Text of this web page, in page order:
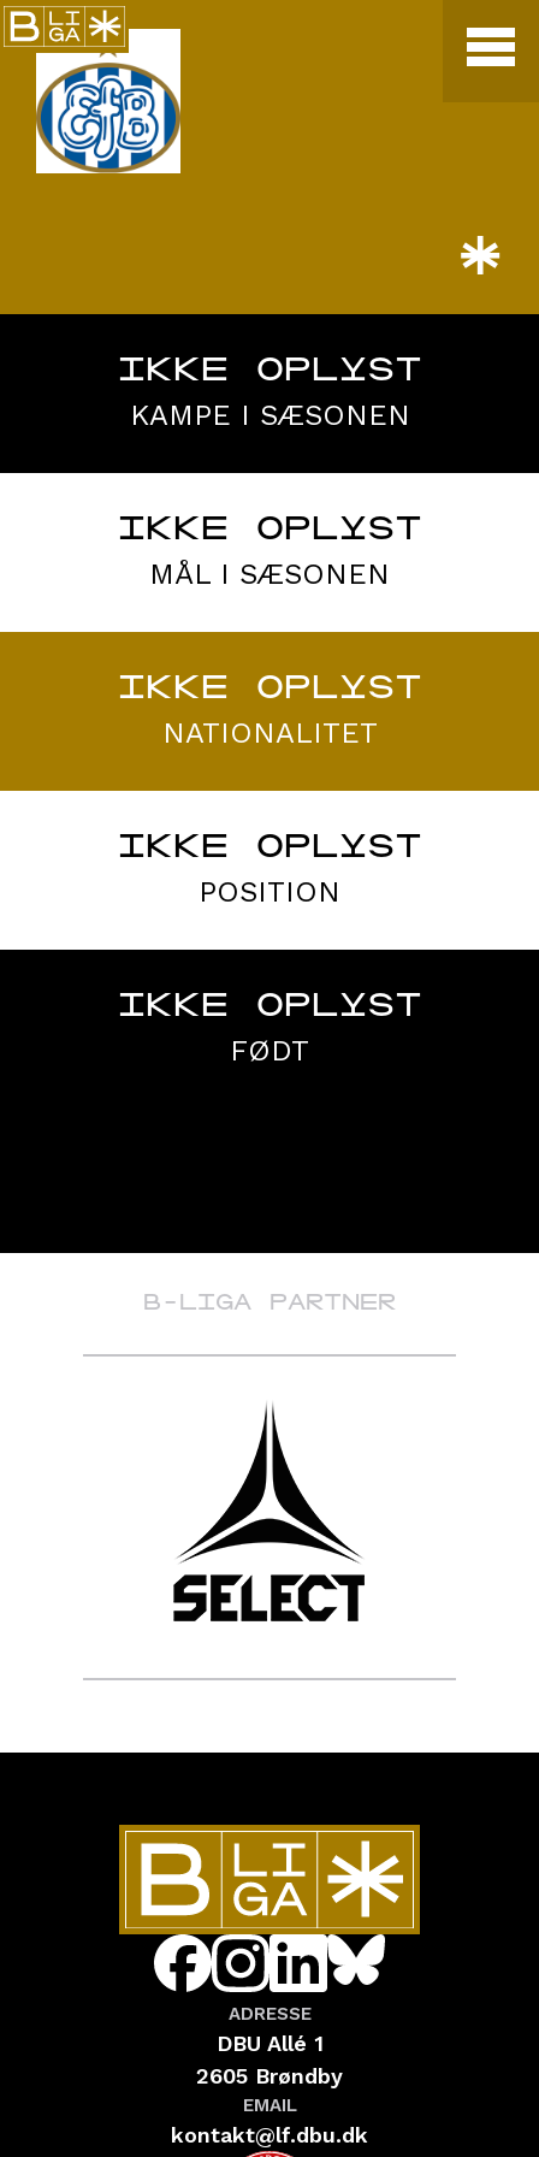
*
IKKE OPLYST
KAMPE I SÆSONEN
IKKE OPLYST
MÅL I SÆSONEN
IKKE OPLYST
NATIONALITET
IKKE OPLYST
POSITION
IKKE OPLYST
FØDT
B-LIGA PARTNER
ADRESSE
DBU Allé 1
2605 Brøndby
EMAIL
kontakt@lf.dbu.dk